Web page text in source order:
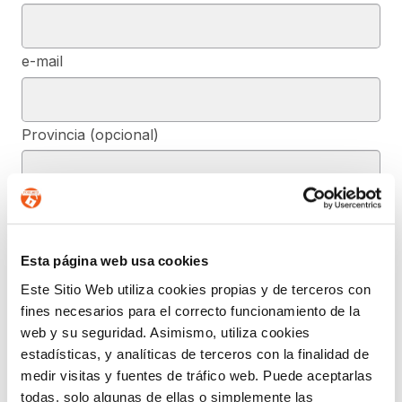
Esta página web usa cookies
Este Sitio Web utiliza cookies propias y de terceros con
fines necesarios para el correcto funcionamiento de la
web y su seguridad. Asimismo, utiliza cookies
estadísticas, y analíticas de terceros con la finalidad de
medir visitas y fuentes de tráfico web. Puede aceptarlas
todas, solo algunas de ellas o simplemente las
e-mail
Provincia (opcional)
Mensaje (opcional)
De conformidad con el RGPD y la LOPDGDD, SEGURIDAD Y
PRIVACIDAD DE DATOS, S.L. tratará los datos facilitados, con la
finalidad de contestar a las dudas y/o quejas planteadas a través
del presente formulario y facilitar la información solicitada. Podrá
ejercer, si lo desea, los derechos de acceso, rectificación,
supresión, y demás reconocidos en la normativa mencionada. Para
obtener más información acerca de cómo estamos tratando sus
datos, acceda a nuestra política de privacidad.